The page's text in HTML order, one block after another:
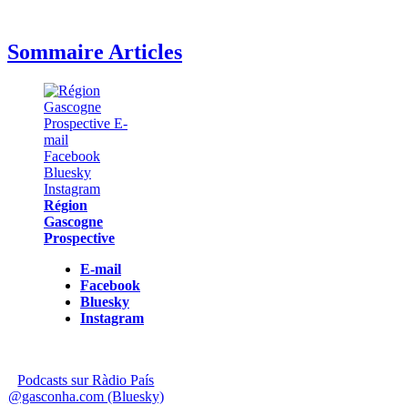
Sommaire Articles
Région
Gascogne
Prospective
E-mail
Facebook
Bluesky
Instagram
Podcasts sur Ràdio País
@gasconha.com (Bluesky)